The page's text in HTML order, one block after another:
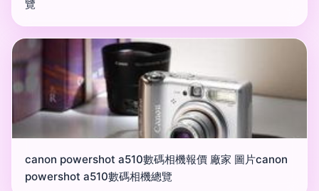
覽
canon powershot a510數碼相機報價 廠家 圖片canon
powershot a510數碼相機總覽